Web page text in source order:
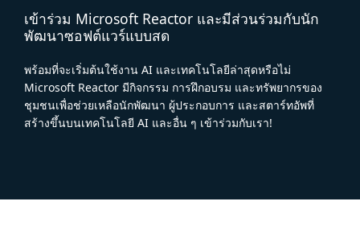
เข้าร่วม Microsoft Reactor และมีส่วนร่วมกับนัก
พัฒนาซอฟต์แวร์แบบสด
พร้อมที่จะเริ่มต้นใช้งาน AI และเทคโนโลยีล่าสุดหรือไม่
Microsoft Reactor มีกิจกรรม การฝึกอบรม และทรัพยากรของ
ชุมชนเพื่อช่วยเหลือนักพัฒนา ผู้ประกอบการ และสตาร์ทอัพที่
สร้างขึ้นบนเทคโนโลยี AI และอื่น ๆ เข้าร่วมกับเรา!